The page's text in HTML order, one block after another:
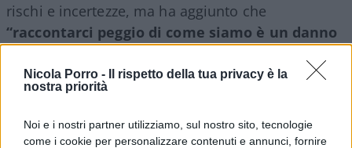
Nicola Porro -
Il rispetto della tua privacy è la
nostra priorità
Noi e i nostri partner utilizziamo, sul nostro sito, tecnologie
come i cookie per personalizzare contenuti e annunci, fornire
rischi e incertezze, ma ha aggiunto che
“raccontarci peggio di come siamo è un danno
economico”. Secondo la ricerca Confcommercio-
Censis richiamata nella relazione, le famiglie
italiane continuano infatti a mostrare una fiducia
prudente ma resiliente, distinguendo il rumore